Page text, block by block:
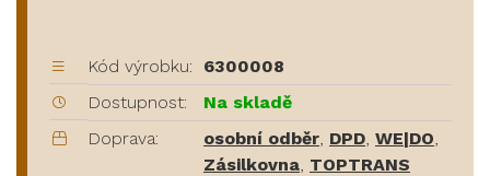
Kód výrobku:
6300008
Dostupnost:
Na skladě
Doprava:
osobní odběr DPD WE|DO
Zásilkovna TOPTRANS